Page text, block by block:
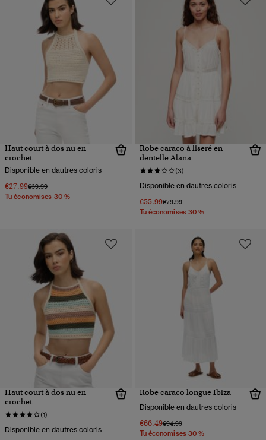
Haut court à dos nu en
crochet
Disponible en dautres coloris
€27.99Prix réduit de
€39.99à
Tu économises 30 %
Robe caraco à liseré en
dentelle Alana
(3)
Disponible en dautres coloris
€55.99Prix réduit de
€79.99à
Tu économises 30 %
Haut court à dos nu en
crochet
(1)
Disponible en dautres coloris
Robe caraco longue Ibiza
Disponible en dautres coloris
€66.49Prix réduit de
€94.99à
Tu économises 30 %